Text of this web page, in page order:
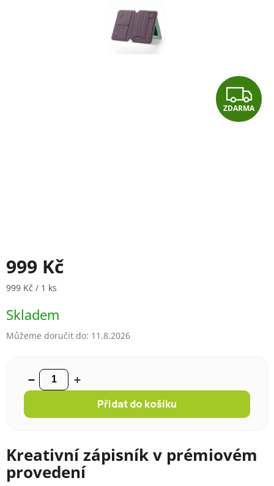
Z
D
ZDARMA
999 Kč
Měrná cena:
999 Kč / 1 ks
Skladem
Můžeme doručit do: 11.8.2026
Přidat do košíku
Kreativní zápisník v prémiovém
provedení